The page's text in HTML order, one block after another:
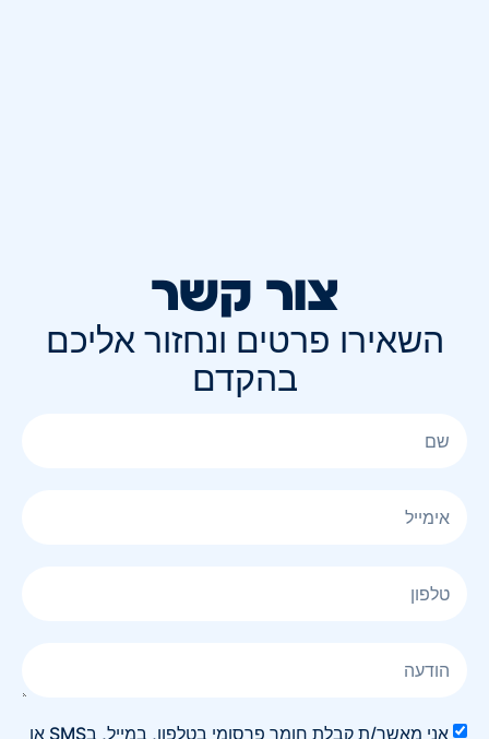
צור קשר
השאירו פרטים ונחזור אליכם
בהקדם
אני מאשר/ת קבלת חומר פרסומי בטלפון, במייל, בSMS או